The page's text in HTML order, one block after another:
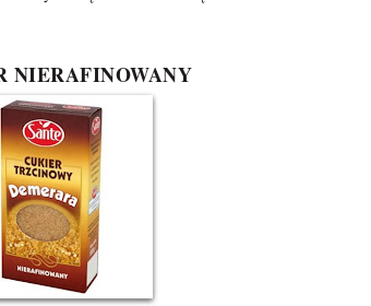
NIERAFINOWANY